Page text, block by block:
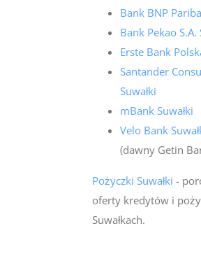
Bank BNP
Bank Pekao S.A.
Erste Bank
Santander
Suwałki
mBank Suwałki
Velo Bank
(dawny Getin
Pożyczki Suwałki -
oferty kredytów i
Suwałkach.